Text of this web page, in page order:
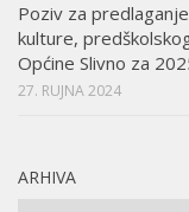
Poziv za
kulture,
Općine Slivno za
27. RUJNA 2024
ARHIVA